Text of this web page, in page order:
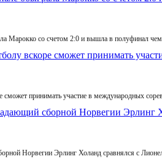
Марокко со счетом 2:0 и вышла в полуфинал
сможет принимать участие в международных
Норвегии Эрлинг Холанд сравнялся с